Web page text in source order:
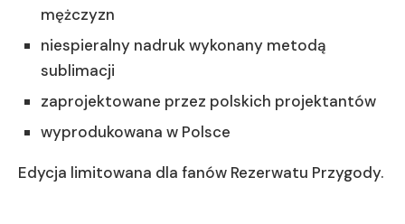
mężczyzn
niespieralny nadruk wykonany metodą
sublimacji
zaprojektowane przez polskich projektantów
wyprodukowana w Polsce
Edycja limitowana dla fanów Rezerwatu Przygody.